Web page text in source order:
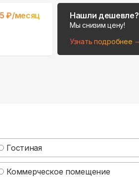
₽/месяц Нашли дешевле?
Мы снизим цену!
Узнать подробнее
Гостиная
Коммерческое помещение